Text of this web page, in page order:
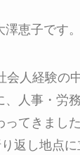
恵子です。
会人経験の
、人事・労
てきまし
返し地点